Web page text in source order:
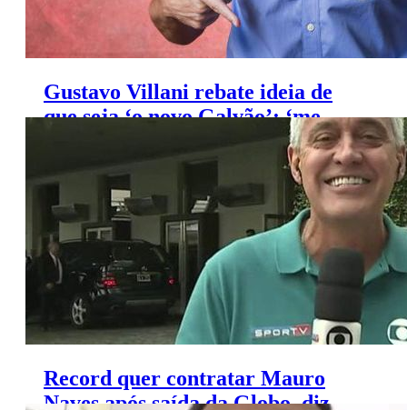
Gustavo Villani rebate ideia de
que seja ‘o novo Galvão’: ‘me
Record quer contratar Mauro
Naves após saída da Globo, diz